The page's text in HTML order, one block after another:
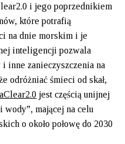
i jego poprzednikiem
które potrafią
na dnie morskim i je
inteligencji pozwala
inne zanieczyszczenia na
odróżniać śmieci od skał,
jest częścią unijnej
wody”, mającej na celu
o około połowę do 2030